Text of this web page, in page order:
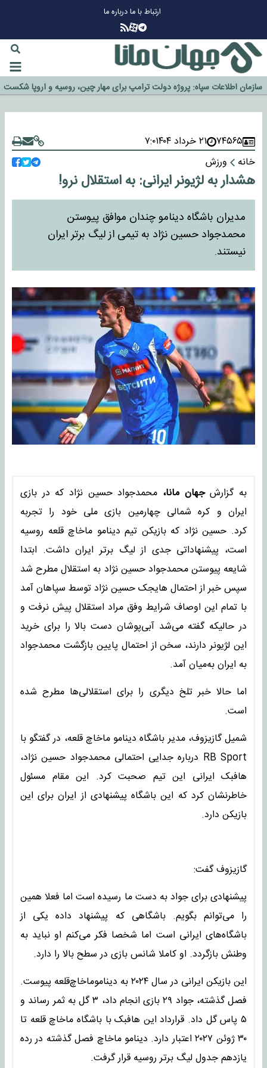
ارتباط با مادرباره ما
گزینه جدایی اوسمار روی میز مدیران پرسپولیس
آیا رئیس جمهور آمریکا قانون را دور می‌زند؟
اخراج رسمی چهره نامدار از پرسپولیس
سازمان اطلاعات سپاه: پروژه دولت ترامپ برای مهار چین، روسیه و اروپا شکست
خورد
۷۴۵۶۵ ۲۱ خرداد ۱۴۰۴
۷:۰
خانه
ورزش
هشدار به لژیونر ایرانی: به استقلال نرو!
مدیران باشگاه دینامو چندان موافق پیوستن
محمدجواد حسین نژاد به تیمی از لیگ برتر ایران
نیستند.
به گزارشجهان مانا، محمدجواد حسین نژاد که در بازی
ایران و کره شمالی چهارمین بازی ملی خود را تجربه
کرد. حسین نژاد که بازیکن تیم دینامو ماخاچ قلعه روسیه
است، پیشنهاداتی جدی از لیگ برتر ایران داشت. ابتدا
شایعه پیوستن محمدجواد حسین نژاد به استقلال مطرح شد
سپس خبر از احتمال هایجک حسین نژاد توسط سپاهان آمد
با تمام این اوصاف شرایط وفق مراد استقلال پیش نرفت و
در حالیکه گفته می‌شد آبی‌پوشان دست بالا را برای خرید
این لژیونر دارند، سخن از احتمال پایین بازگشت محمدجواد
به ایران به‌میان آمد.
اما حالا خبر تلخ دیگری را برای استقلالی‌ها مطرح شده
است.
شمیل گازیزوف، مدیر باشگاه دینامو ماخاچ قلعه، در گفتگو با
RB Sport درباره جدایی احتمالی محمدجواد حسین نژاد،
هافبک ایرانی این تیم صحبت کرد. این مقام مسئول
خاطرنشان کرد که این باشگاه پیشنهادی از ایران برای این
بازیکن دارد.
گازیزوف گفت:‌
پیشنهادی برای جواد به دست ما رسیده است اما فعلا همین
را می‌توانم بگویم. باشگاهی که پیشنهاد داده یکی از
باشگاه‌های ایرانی است اما شخصا فکر می‌کنم او نباید به
وطنش بازگردد. او کاملا شانس بازی در سطح بالا را دارد.
این بازیکن ایرانی در سال ۲۰۲۴ به دیناموماخاچ‌قلعه پیوست.
فصل گذشته، جواد ۲۹ بازی انجام داد، ۳ گل به ثمر رساند و
۵ پاس گل داد. قرارداد این هافبک با باشگاه ماخاچ قلعه تا
۳۰ ژوئن ۲۰۲۷ اعتبار دارد. دینامو ماخاچ فصل گذشته در رده
یازدهم جدول لیگ برتر روسیه قرار گرفت.